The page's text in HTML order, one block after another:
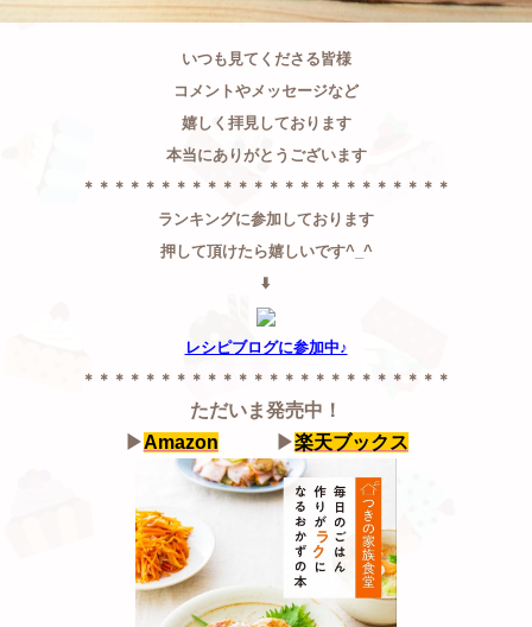
いつも見てくださる皆様
コメントやメッセージなど
嬉しく拝見しております
本当にありがとうございます
＊＊＊＊＊＊＊＊＊＊＊＊＊＊＊＊＊＊＊＊＊＊＊＊
ランキングに参加しております
押して頂けたら嬉しいです^_^
⬇️
レシピブログに参加中♪
＊＊＊＊＊＊＊＊＊＊＊＊＊＊＊＊＊＊＊＊＊＊＊＊
ただいま発売中！
▶Amazon ▶楽天ブックス